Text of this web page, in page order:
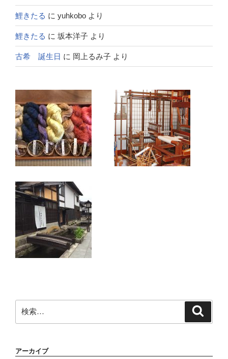
鯉きたる に yuhkobo より
鯉きたる に 坂本洋子 より
古希 誕生日 に 岡上るみ子 より
索:
アーカイブ